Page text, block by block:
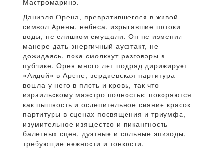
Мастромарино.
Даниэля Орена, превратившегося в живой
символ Арены, небеса, изрыгавшие потоки
воды, не слишком смущали. Он не изменил
манере дать энергичный ауфтакт, не
дожидаясь, пока смолкнут разговоры в
публике. Орен много лет подряд дирижирует
«Аидой» в Арене, вердиевская партитура
вошла у него в плоть и кровь, так что
израильскому маэстро полностью покоряются
как пышность и ослепительное сияние красок
партитуры в сценах посвящения и триумфа,
изумительное изящество и пикантность
балетных сцен, дуэтные и сольные эпизоды,
требующие нежности и тонкости.